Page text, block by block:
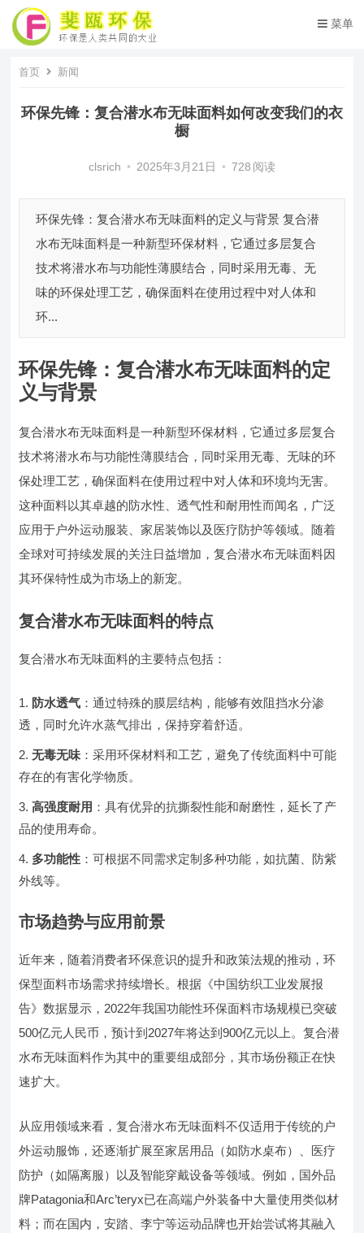
菜单
首页 新闻
环保先锋：复合潜水布无味面料如何改变我们的衣
橱
clsrich • 2025年3月21日 • 728 阅读
环保先锋：复合潜水布无味面料的定义与背景 复合潜
水布无味面料是一种新型环保材料，它通过多层复合
技术将潜水布与功能性薄膜结合，同时采用无毒、无
味的环保处理工艺，确保面料在使用过程中对人体和
环...
环保先锋：复合潜水布无味面料的定
义与背景
复合潜水布无味面料是一种新型环保材料，它通过多层复合
技术将潜水布与功能性薄膜结合，同时采用无毒、无味的环
保处理工艺，确保面料在使用过程中对人体和环境均无害。
这种面料以其卓越的防水性、透气性和耐用性而闻名，广泛
应用于户外运动服装、家居装饰以及医疗防护等领域。随着
全球对可持续发展的关注日益增加，复合潜水布无味面料因
其环保特性成为市场上的新宠。
复合潜水布无味面料的特点
复合潜水布无味面料的主要特点包括：
防水透气 ：通过特殊的膜层结构，能够有效阻挡水分渗
透，同时允许水蒸气排出，保持穿着舒适。
无毒无味 ：采用环保材料和工艺，避免了传统面料中可能
存在的有害化学物质。
高强度耐用 ：具有优异的抗撕裂性能和耐磨性，延长了产
品的使用寿命。
多功能性 ：可根据不同需求定制多种功能，如抗菌、防紫
外线等。
市场趋势与应用前景
近年来，随着消费者环保意识的提升和政策法规的推动，环
保型面料市场需求持续增长。根据《中国纺织工业发展报
告》数据显示，2022年我国功能性环保面料市场规模已突破
500亿元人民币，预计到2027年将达到900亿元以上。复合潜
水布无味面料作为其中的重要组成部分，其市场份额正在快
速扩大。
从应用领域来看，复合潜水布无味面料不仅适用于传统的户
外运动服饰，还逐渐扩展至家居用品（如防水桌布）、医疗
防护（如隔离服）以及智能穿戴设备等领域。例如，国外品
牌Patagonia和Arc’teryx已在高端户外装备中大量使用类似材
料；而在国内，安踏、李宁等运动品牌也开始尝试将其融入